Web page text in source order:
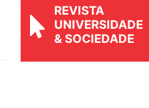
REVISTA
UNIVERSIDADE
& SOCIEDADE